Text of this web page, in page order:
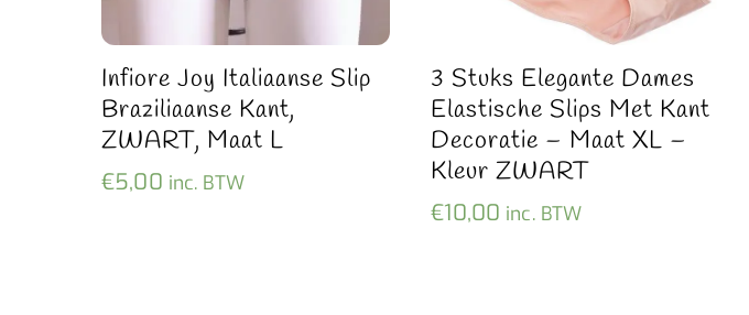
Infiore Joy Italiaanse Slip
Braziliaanse Kant,
ZWART, Maat L
€5,00 inc. BTW
3 Stuks Elegante Dames
Elastische Slips Met Kant
Decoratie – Maat XL –
Kleur ZWART
€10,00 inc. BTW